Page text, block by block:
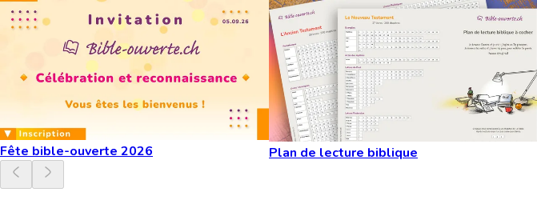
Fête bible-ouverte 2026 Plan de lecture biblique